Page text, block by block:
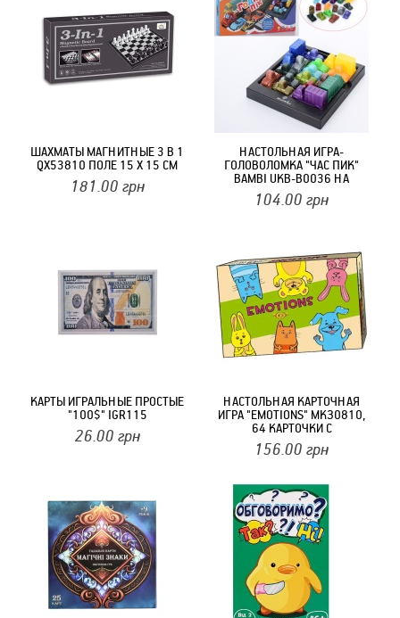
ШАХМАТЫ МАГНИТНЫЕ 3 В 1
QX53810 ПОЛЕ 15 Х 15 СМ
181.00 грн
НАСТОЛЬНАЯ ИГРА-
ГОЛОВОЛОМКА "ЧАС ПИК"
BAMBI UKB-B0036 НА
УКРАИНСКОМ ЯЗЫКЕ
104.00 грн
КАРТЫ ИГРАЛЬНЫЕ ПРОСТЫЕ
"100$" IGR115
26.00 грн
НАСТОЛЬНАЯ КАРТОЧНАЯ
ИГРА "EMOTIONS" МКЗ0810,
64 КАРТОЧКИ С
ИЗОБРАЖЕНИЕМ
156.00 грн